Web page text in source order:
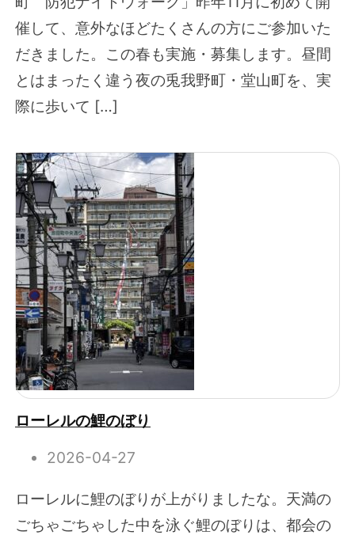
催して、意外なほどたくさんの方にご参加いた
だきました。この春も実施・募集します。昼間
とはまったく違う夜の兎我野町・堂山町を、実
際に歩いて […]
ローレルの鯉のぼり
2026-04-27
ローレルに鯉のぼりが上がりましたな。天満の
ごちゃごちゃした中を泳ぐ鯉のぼりは、都会の